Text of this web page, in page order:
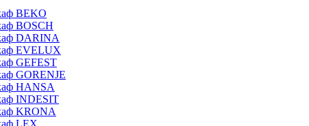
BEKO
BOSCH
DARINA
EVELUX
GEFEST
GORENJE
HANSA
INDESIT
KRONA
LEX